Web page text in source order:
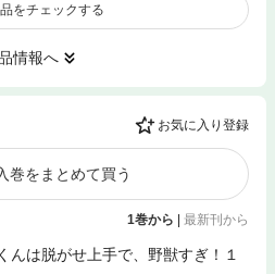
をチェックする
情報へ
お気に入り登録
巻をまとめて買う
1巻から | 最新刊から
んは脱がせ上手で、野獣すぎ！１